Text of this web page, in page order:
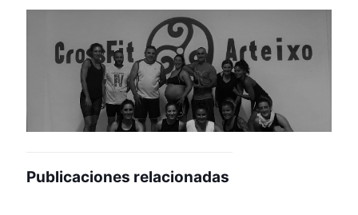
Publicaciones relacionadas